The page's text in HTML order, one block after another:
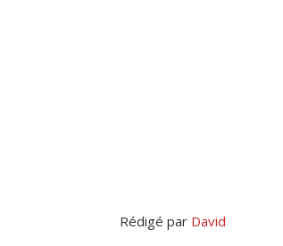
Rédigé par David